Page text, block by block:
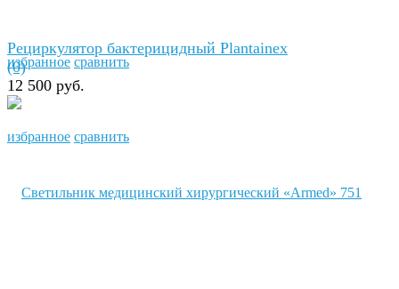
избранное сравнить
избранное сравнить
Рециркулятор бактерицидный Plantainex
(0)
12 500 руб.